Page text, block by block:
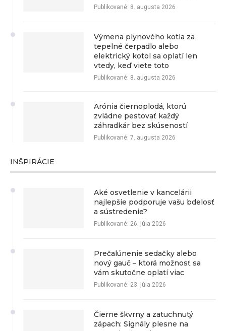
Publikované: 8. augusta 2026
Výmena plynového kotla za
tepelné čerpadlo alebo
elektrický kotol sa oplatí len
vtedy, keď viete toto
Publikované: 8. augusta 2026
Arónia čiernoplodá, ktorú
zvládne pestovať každý
záhradkár bez skúseností
Publikované: 7. augusta 2026
INŠPIRÁCIE
Aké osvetlenie v kancelárii
najlepšie podporuje vašu bdelosť
a sústredenie?
Publikované: 26. júla 2026
Prečalúnenie sedačky alebo
nový gauč – ktorá možnosť sa
vám skutočne oplatí viac
Publikované: 23. júla 2026
Čierne škvrny a zatuchnutý
zápach: Signály plesne na